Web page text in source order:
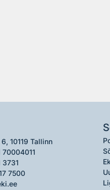
10119 Tallinn
3731
7500